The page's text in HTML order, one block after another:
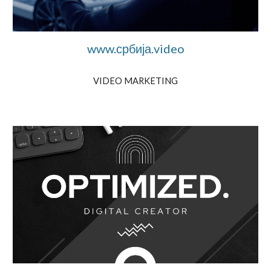
www.србија.video
VIDEO MARKETING